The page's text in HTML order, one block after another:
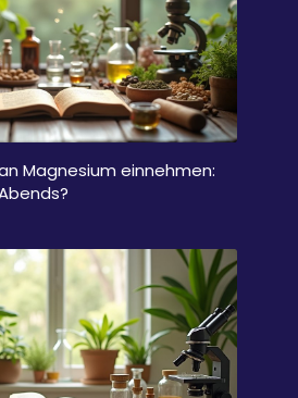
Magnesium einnehmen: